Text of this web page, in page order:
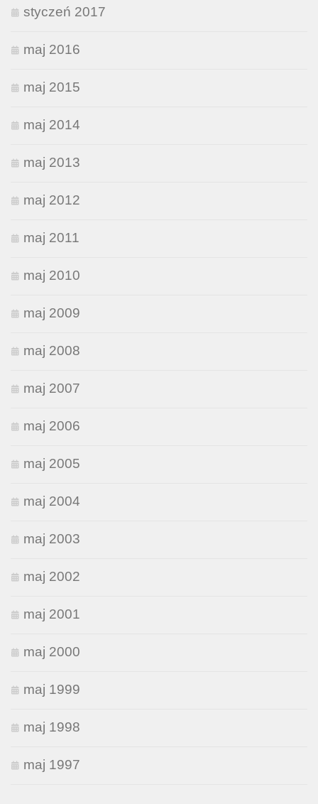
styczeń 2017
maj 2016
maj 2015
maj 2014
maj 2013
maj 2012
maj 2011
maj 2010
maj 2009
maj 2008
maj 2007
maj 2006
maj 2005
maj 2004
maj 2003
maj 2002
maj 2001
maj 2000
maj 1999
maj 1998
maj 1997